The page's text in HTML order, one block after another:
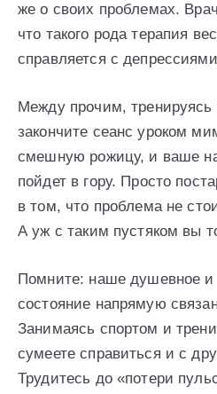
же о своих проблемах.
что такого рода терапия
справляется с
Между прочим, тренируясь
закончите сеанс уроком
смешную рожицу, и ваше
пойдет в гору. Просто
в том, что проблема не
А уж с таким пустяком вы
Помните: наше душевное и
состояние напрямую
Занимаясь спортом и
сумеете справиться и с
Трудитесь до «потери